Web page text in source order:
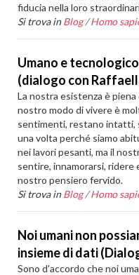
fiducia nella loro
Si trova in Blog /Homo
Umano e
(dialogo con
La nostra esistenza è
nostro modo di vivere è
sentimenti, restano intatti,
una volta perché siamo
nei lavori pesanti, ma il
sentire, innamorarsi, ridere
nostro pensiero fervido.
Si trova in Blog /Homo
Noi umani non
insieme di dati
Sono d’accordo che noi